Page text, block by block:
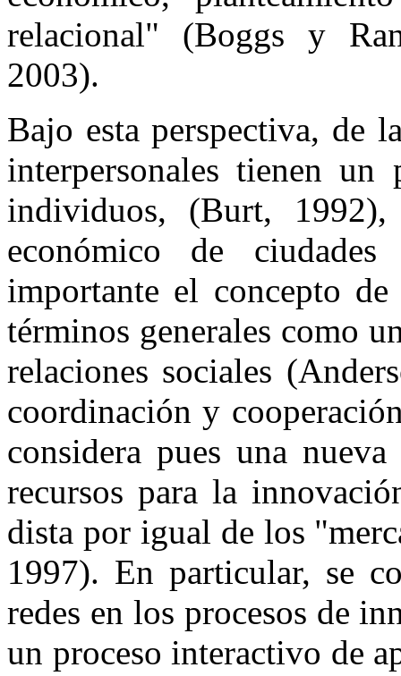
relacional" (Boggs y
2003).
Bajo esta perspectiva, de
interpersonales tienen
individuos, (Burt,
económico de
importante el concepto
términos generales como
relaciones sociales
coordinación y
considera pues una
recursos para la
dista por igual de los
1997). En particular, se
redes en los procesos de
un proceso interactivo de